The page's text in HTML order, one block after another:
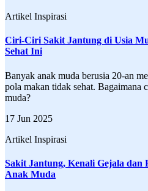
Artikel Inspirasi
Ciri-Ciri Sakit Jantung di Usia
Sehat Ini
Banyak anak muda berusia 20-an
pola makan tidak sehat. Bagaimana
muda?
17 Jun 2025
Artikel Inspirasi
Sakit Jantung, Kenali Gejala dan
Anak Muda